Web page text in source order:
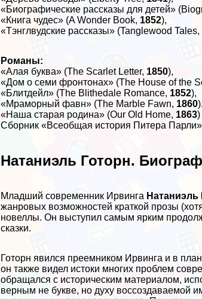
«Биографические рассказы для детей»
«Книга чудес» (A Wonder Book, 1852),
«Тэнглвудские рассказы» (Tanglewood Tales,
Романы:
«Алая буква» (The Scarlet Letter, 1850),
«Дом о семи фронтонах» (The House of the
«Блитдейл» (The Blithedale Romance, 1852),
«Мраморный фавн» (The Marble Fawn, 1860).
«Наша старая родина» (Our Old Home, 1863)
Сборник «Всеобщая история Питера
Натаниэль Готорн.
Младший современник Ирвинга Натаниэль
жанровых возможностей краткой прозы
новеллы. Он выступил самым ярким
сказки.
Готорн явился преемником Ирвинга и в
он также видел истоки многих проблем
обращался с историческим материалом,
верным не букве, но духу воссоздаваемой